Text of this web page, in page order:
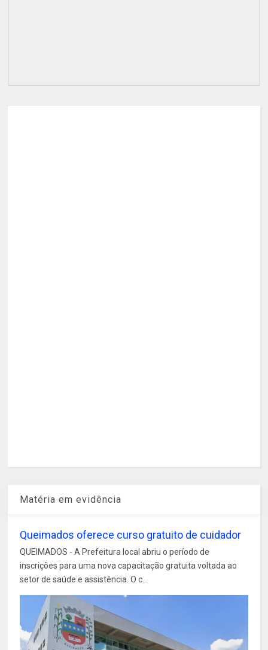
Matéria em evidência
Queimados oferece curso gratuito de cuidador
QUEIMADOS - A Prefeitura local abriu o período de
inscrições para uma nova capacitação gratuita voltada ao
setor de saúde e assistência. O c...